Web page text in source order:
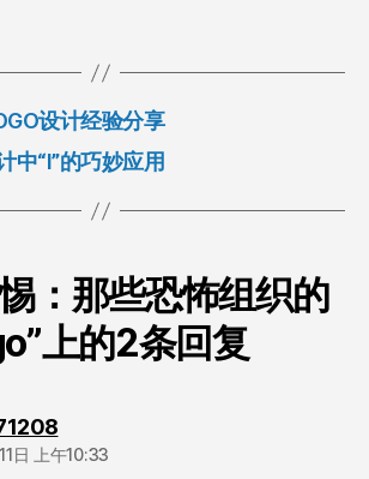
设计经验分享
中“I”的巧妙应用
：那些恐怖组织的
上的2条回复
说：
日 上午10:33